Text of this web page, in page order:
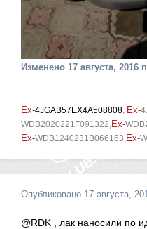
Изменено 17 августа, 2016
Ex-4JGAB57EX4A508808, Ex-
WDB2020221F091322, Ex-
Ex-WDB1240231B066163, Ex-
Опубликовано 17 августа,
@RDK, лак наносили по